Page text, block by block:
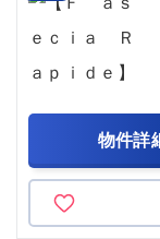
物件詳